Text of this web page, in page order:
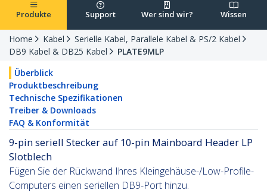
Produkte Support Wer sind wir? Wissen
Home Kabel
Serielle Kabel, Parallele Kabel & PS/2 Kabel
DB9 Kabel & DB25 Kabel
PLATE9MLP
Überblick
Produktbeschreibung
Technische Spezifikationen
Treiber & Downloads
FAQ & Konformität
9-pin seriell Stecker auf 10-pin Mainboard Header LP
Slotblech
Fügen Sie der Rückwand Ihres Kleingehäuse-/Low-Profile-
Computers einen seriellen DB9-Port hinzu.